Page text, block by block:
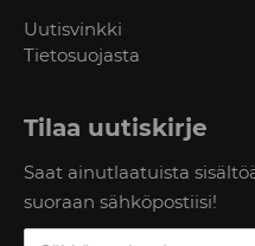
Uutisvinkki
Tietosuojasta
Tilaa uutiskirje
Saat ainutlaatuista
suoraan sähköpostiisi!